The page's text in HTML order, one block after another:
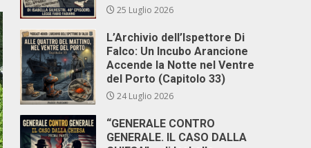
25 Luglio 2026
L’Archivio dell’Ispettore Di
Falco: Un Incubo Arancione
Accende la Notte nel Ventre
del Porto (Capitolo 33)
24 Luglio 2026
“GENERALE CONTRO
GENERALE. IL CASO DALLA